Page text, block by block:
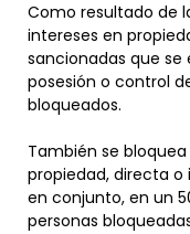
Como resultado de
intereses en
sancionadas que se
posesión o control
bloqueados.
También se
propiedad, directa
en conjunto, en un
personas